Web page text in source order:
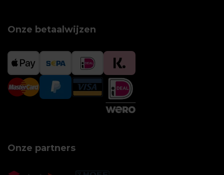
Onze betaalwijzen
Onze partners